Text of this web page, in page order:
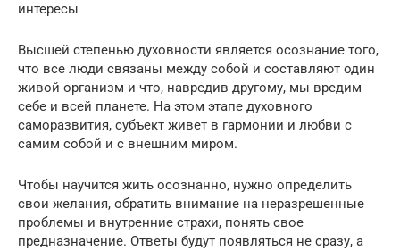
интересы
Высшей степенью духовности является осознание того,
что все люди связаны между собой и составляют один
живой организм и что, навредив другому, мы вредим
себе и всей планете. На этом этапе духовного
саморазвития, субъект живет в гармонии и любви с
самим собой и с внешним миром.
Чтобы научится жить осознанно, нужно определить
свои желания, обратить внимание на неразрешенные
проблемы и внутренние страхи, понять свое
предназначение. Ответы будут появляться не сразу, а